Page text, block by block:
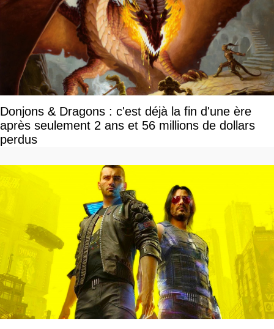
Donjons & Dragons : c'est déjà la fin d'une ère
après seulement 2 ans et 56 millions de dollars
perdus